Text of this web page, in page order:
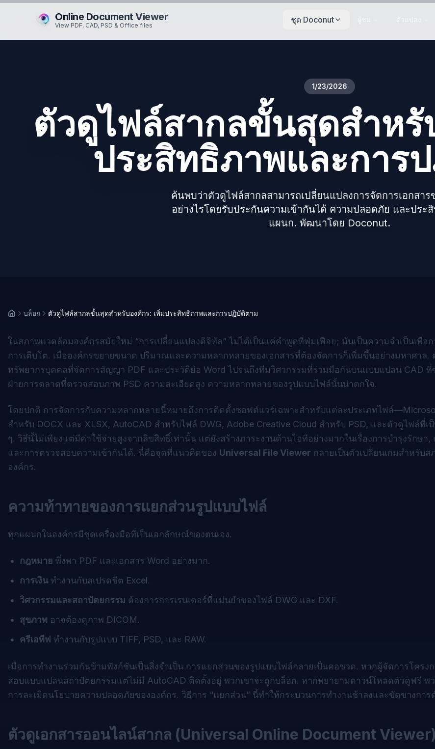
Online Document Viewer
View PDF, CAD, PSD & Office files
ชุด Doconut
1/23/2026
ตัวดูไฟล์สากลขั้นสุดสำหรั
ประสิทธิภาพและการ
ค้นพบว่าตัวดูไฟล์สากลสามารถเปลี่ยนแปลงการจัดการเอกสาร
อย่างไรโดยรับประกันความเข้ากันได้ ความปลอดภัย และประ
แผนก. พัฒนาโดย Doconut.
บล็อก ตัวดูไฟล์สากลขั้นสุดสำหรับองค์กร: เพิ่มประสิทธิภาพและการปฏิบัติตาม
ในสภาพแวดล้อมองค์กรสมัยใหม่ “การเปลี่ยนแปลงดิจิทัล” ไม่ได้เป็นแค่คำพูดที่ฟุ่มเฟือย; มันเป็นความจำเป็นเพื่อ
การเติบโต. เมื่อองค์กรขยายขนาด ปริมาณและความหลากหลายของเอกสารที่ต้องจัดการก็เพิ่มขึ้นอย่างมหาศาล.
ทรัพยากรบุคคลที่จัดการสัญญา PDF และประวัติย่อ Word ไปจนถึงทีมวิศวกรรมที่ร่วมมือกันบนแบบแปลน CAD
ฝ่ายการตลาดที่ตรวจสอบภาพ PSD ความละเอียดสูง ความหลากหลายของรูปแบบไฟล์นั้นน่าตกใจ.
โดยปกติ การจัดการกับความหลากหลายนี้หมายถึงการติดตั้งซอฟต์แวร์เฉพาะสำหรับแต่ละประเภทไฟล์
สำหรับ DOCX และ XLSX, AutoCAD สำหรับไฟล์ DWG, Adobe Creative Cloud สำหรับ PSD, และตัวดูไฟล์ที่เ
ๆ. วิธีนี้ไม่เพียงแต่มีค่าใช้จ่ายสูงจากลิขสิทธิ์เท่านั้น แต่ยังสร้างภาระงานด้านไอทีอย่างมากในเรื่องการบำรุงรักษา,
และการตรวจสอบความเข้ากันได้. นี่คือจุดที่แนวคิดของ Universal File Viewer กลายเป็นตัวเปลี่ยนเกมสำหรับ
องค์กร.
ความท้าทายของการแยกส่วนรูปแบบไฟล์
ทุกแผนกในองค์กรมีชุดเครื่องมือที่เป็นเอกลักษณ์ของตนเอง.
กฎหมาย พึ่งพา PDF และเอกสาร Word อย่างมาก.
การเงินทำงานกับสเปรดชีต Excel.
วิศวกรรมและสถาปัตยกรรม ต้องการการเรนเดอร์ที่แม่นยำของไฟล์ DWG และ DXF.
สุขภาพ อาจต้องดูภาพ DICOM.
ครีเอทีฟ ทำงานกับรูปแบบ TIFF, PSD, และ RAW.
เมื่อการทำงานร่วมกันข้ามฟังก์ชันเป็นสิ่งจำเป็น การแยกส่วนของรูปแบบไฟล์กลายเป็นคอขวด. หากผู้จัดการโครง
สอบแบบแปลนสถาปัตยกรรมแต่ไม่มี AutoCAD ติดตั้งอยู่ พวกเขาจะถูกบล็อก. หากพยายามดาวน์โหลดตัวดูฟรี พว
การละเมิดนโยบายความปลอดภัยขององค์กร. วิธีการ “แยกส่วน” นี้ทำให้กระบวนการทำงานช้าลงและขัดขางการ
ตัวดูเอกสารออนไลน์สากล (Universal Online Document Viewer)